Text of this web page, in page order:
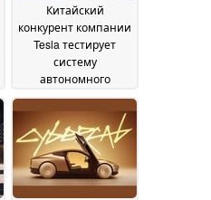
Китайский
конкурент компании
Tesla тестирует
систему
автономного
вождения в центре
Мюнхена20 July 2026